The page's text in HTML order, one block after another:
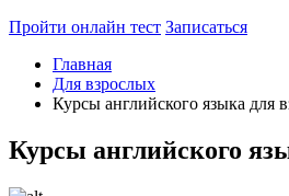
Пройти онлайн тест Записаться
Главная
Для взрослых
Курсы английского языка для
Курсы английского